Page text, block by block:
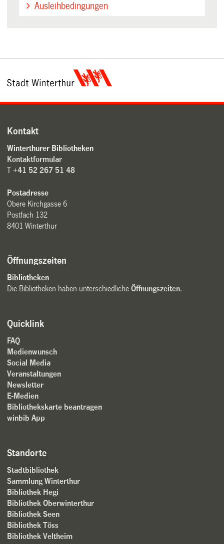
Ausleihbedingungen
Kontakt
Winterthurer Bibliotheken
Kontaktformular
T+41 52 267 51 48
Postadresse
Obere Kirchgasse 6
Postfach 132
8401 Winterthur
Öffnungszeiten
Bibliotheken
Die Bibliotheken haben unterschiedlicheÖffnungszeiten.
Quicklink
FAQ
Medienwunsch
Social Media
Veranstaltungen
Newsletter
E-Medien
Bibliothekskarte beantragen
winbib App
Standorte
Stadtbibliothek
Sammlung Winterthur
Bibliothek Hegi
Bibliothek Oberwinterthur
Bibliothek Seen
Bibliothek Töss
Bibliothek Veltheim